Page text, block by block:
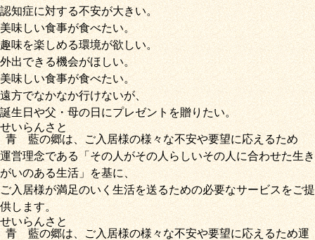
認知症に対する不安が大きい。
美味しい食事が食べたい。
趣味を楽しめる環境が欲しい。
外出できる機会がほしい。
美味しい食事が食べたい。
遠方でなかなか行けないが、
誕生日や父・母の日にプレゼントを贈りたい。
青藍
せいらん
の郷
さと
は、ご入居様の様々な不安や要望に応えるため
運営理念である「その人がその人らしいその人に合わせた生き
がいのある生活」を基に、
ご入居様が満足のいく生活を送るための必要なサービスをご提
供します。
青藍
せいらん
の郷
さと
は、ご入居様の様々な不安や要望に応えるため運